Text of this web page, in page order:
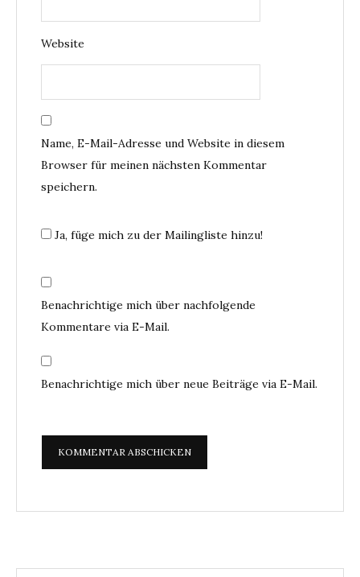
Website
Name, E-Mail-Adresse und Website in diesem
Browser für meinen nächsten Kommentar
speichern.
Ja, füge mich zu der Mailingliste hinzu!
Benachrichtige mich über nachfolgende
Kommentare via E-Mail.
Benachrichtige mich über neue Beiträge via E-Mail.